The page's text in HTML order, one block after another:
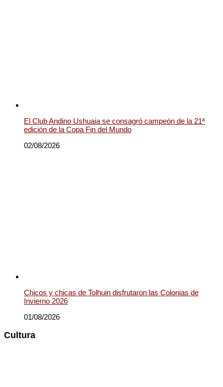
El Club Andino Ushuaia se consagró campeón de la 21ª
edición de la Copa Fin del Mundo
02/08/2026
Chicos y chicas de Tolhuin disfrutaron las Colonias de
Invierno 2026
01/08/2026
Cultura